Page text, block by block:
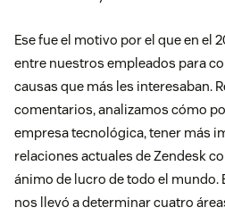
Ese fue el motivo por el que en el
entre nuestros empleados para
causas que más les interesaban.
comentarios, analizamos cómo
empresa tecnológica, tener más
relaciones actuales de Zendesk
ánimo de lucro de todo el mundo.
nos llevó a determinar cuatro